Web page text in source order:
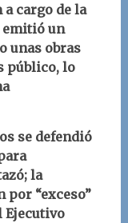
cargo de la
emitió un
unas obras
público, lo
se defendió
la
por “exceso”
Ejecutivo